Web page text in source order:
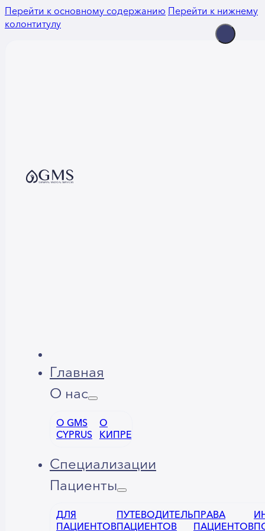
Перейти к основному содержаниюПерейти к нижнему
колонтитулу
Главная
О нас
О GMS
CYPRUS
О
КИПРЕ
Специализации
Пациенты
ДЛЯ
ПАЦИЕНТОВ
ПУТЕВОДИТЕЛЬ
ПАЦИЕНТОВ
ПРАВА
ПАЦИЕНТОВ